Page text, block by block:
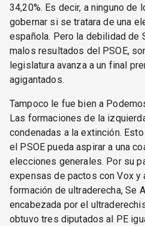
34,20%. Es decir, a ninguno de
gobernar si se tratara de una
española. Pero la debilidad de
malos resultados del PSOE,
legislatura avanza a un final
agigantados.
Tampoco le fue bien a
Las formaciones de la
condenadas a la extinción.
el PSOE pueda aspirar a una
elecciones generales. Por su
expensas de pactos con Vox y
formación de ultraderecha, Se
encabezada por el
obtuvo tres diputados al PE